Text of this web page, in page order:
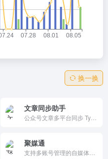
换一换
文章同步助手
聚媒通